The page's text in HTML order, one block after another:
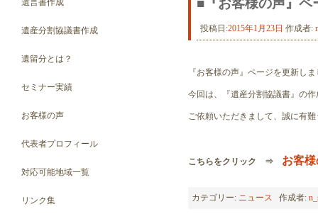
■『お客様の声』ペ
投稿日:2015年1月23日 作成者:
『お客様の声』ページを更新し
今回は、『遺産分割協議書』の
ご依頼いただきまして、誠に有
こちらをクリック ⇒ お客
カテゴリー: ニュース 作成者:
遺言書作成
遺産分割協議書作成
遺留分とは？
セミナー実績
お客様の声
代表者プロフィール
対応可能地域一覧
リンク集